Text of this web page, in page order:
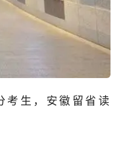
考生，安徽留省读